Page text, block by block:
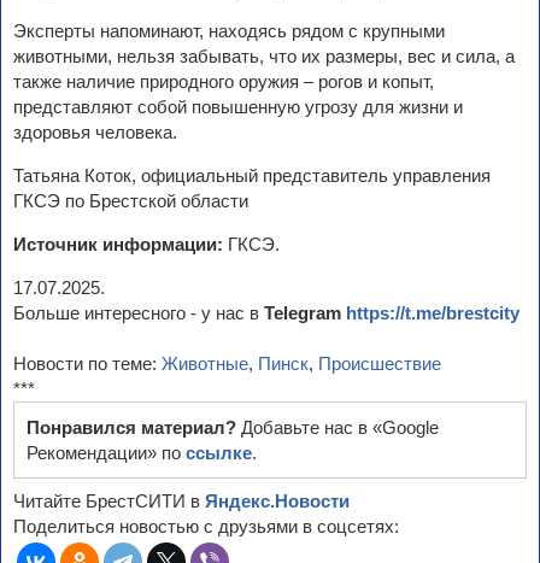
Эксперты напоминают, находясь рядом с крупными
животными, нельзя забывать, что их размеры, вес и сила, а
также наличие природного оружия – рогов и копыт,
представляют собой повышенную угрозу для жизни и
здоровья человека.
Татьяна Коток, официальный представитель управления
ГКСЭ по Брестской области
Источник информации: ГКСЭ.
17.07.2025.
Больше интересного - у нас в Telegram https://t.me/brestcity
Новости по теме: Животные, Пинск, Происшествие
***
Понравился материал? Добавьте нас в «Google
Рекомендации» по ссылке.
Читайте БрестСИТИ в Яндекс.Новости
Поделиться новостью с друзьями в соцсетях: